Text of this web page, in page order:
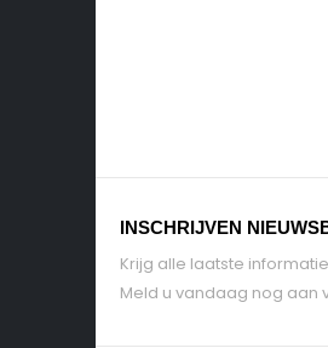
INSCHRIJVEN
Krijg alle laatste
Meld u vandaag nog aan